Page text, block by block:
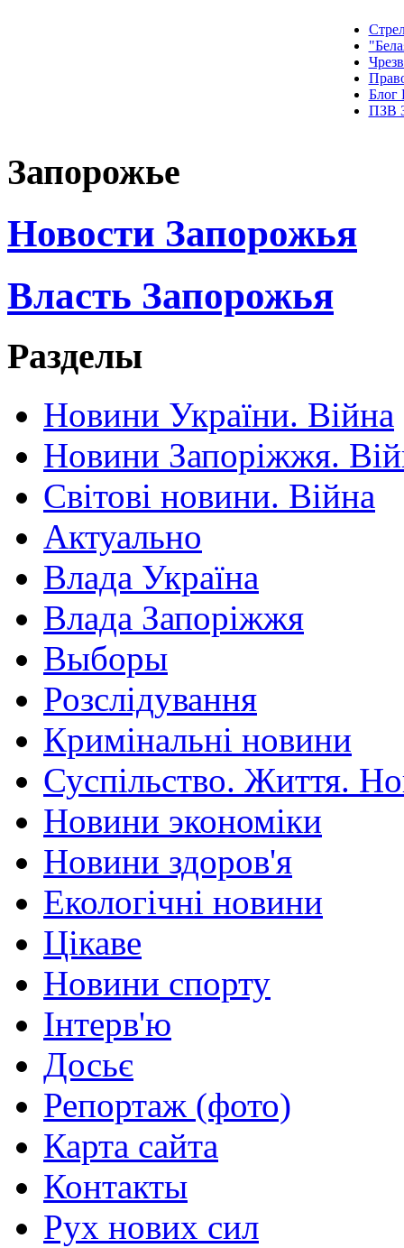
Блог
ПЗВ
Запорожье
Новости Запорожья
Власть Запорожья
Разделы
Новини України. Війна
Новини Запоріжжя.
Світові новини. Війна
Актуально
Влада Україна
Влада Запоріжжя
Выборы
Розслідування
Кримінальні новини
Суспільство. Життя.
Новини экономіки
Новини здоров'я
Екологічні новини
Цікаве
Новини спорту
Інтерв'ю
Досьє
Репортаж (фото)
Карта сайта
Контакты
Рух нових сил